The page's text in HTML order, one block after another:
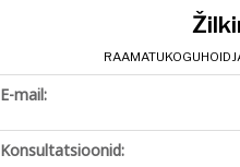
E-mail:
Konsultatsioonid: